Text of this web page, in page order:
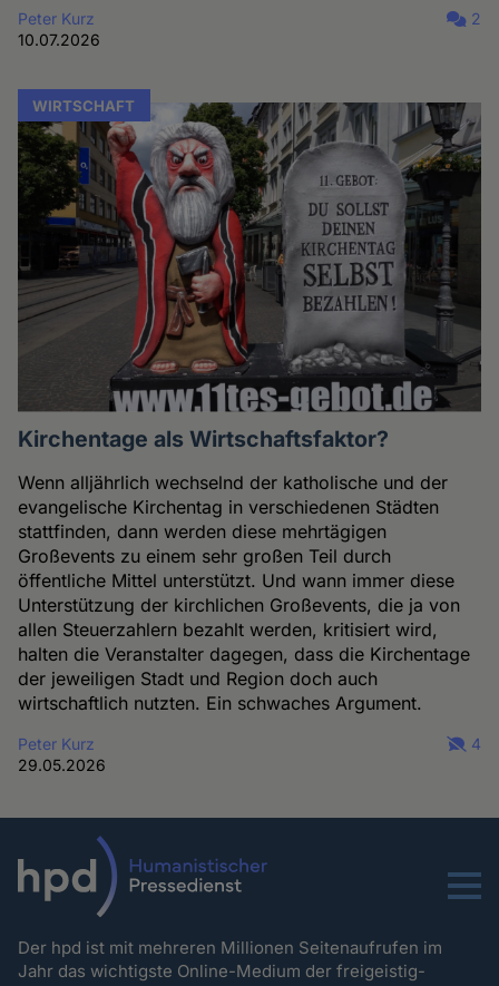
Peter Kurz
10.07.2026
2
WIRTSCHAFT
Kirchentage als Wirtschaftsfaktor?
Wenn alljährlich wechselnd der katholische und der
evangelische Kirchentag in verschiedenen Städten
stattfinden, dann werden diese mehrtägigen
Großevents zu einem sehr großen Teil durch
öffentliche Mittel unterstützt. Und wann immer diese
Unterstützung der kirchlichen Großevents, die ja von
allen Steuerzahlern bezahlt werden, kritisiert wird,
halten die Veranstalter dagegen, dass die Kirchentage
der jeweiligen Stadt und Region doch auch
wirtschaftlich nutzten. Ein schwaches Argument.
Peter Kurz
29.05.2026
4
Menu
Der hpd ist mit mehreren Millionen Seitenaufrufen im
Jahr das wichtigste Online-Medium der freigeistig-